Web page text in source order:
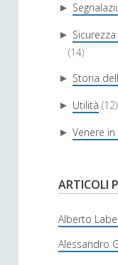
►
►
(14)
► Storia
► Utilità (12)
► Venere
ARTICOLI
Alberto
Alessandro